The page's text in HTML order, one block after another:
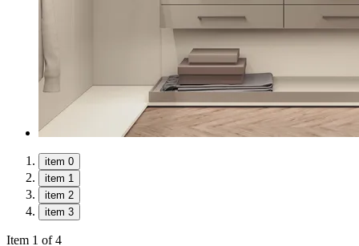
item 0
item 1
item 2
item 3
Item 1 of 4